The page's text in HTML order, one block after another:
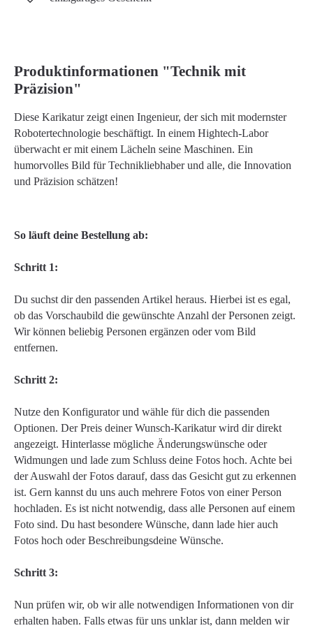
Produktinformationen "Technik mit
Präzision"
Diese Karikatur zeigt einen Ingenieur, der sich mit modernster
Robotertechnologie beschäftigt. In einem Hightech-Labor
überwacht er mit einem Lächeln seine Maschinen. Ein
humorvolles Bild für Technikliebhaber und alle, die Innovation
und Präzision schätzen!
So läuft deine Bestellung ab:
Schritt 1:
Du suchst dir den passenden Artikel heraus. Hierbei ist es egal,
ob das Vorschaubild die gewünschte Anzahl der Personen zeigt.
Wir können beliebig Personen ergänzen oder vom Bild
entfernen.
Schritt 2:
Nutze den Konfigurator und wähle für dich die passenden
Optionen. Der Preis deiner Wunsch-Karikatur wird dir direkt
angezeigt. Hinterlasse mögliche Änderungswünsche oder
Widmungen und lade zum Schluss deine Fotos hoch. Achte bei
der Auswahl der Fotos darauf, dass das Gesicht gut zu erkennen
ist. Gern kannst du uns auch mehrere Fotos von einer Person
hochladen. Es ist nicht notwendig, dass alle Personen auf einem
Foto sind. Du hast besondere Wünsche, dann lade hier auch
Fotos hoch oder Beschreibungsdeine Wünsche.
Schritt 3:
Nun prüfen wir, ob wir alle notwendigen Informationen von dir
erhalten haben. Falls etwas für uns unklar ist, dann melden wir